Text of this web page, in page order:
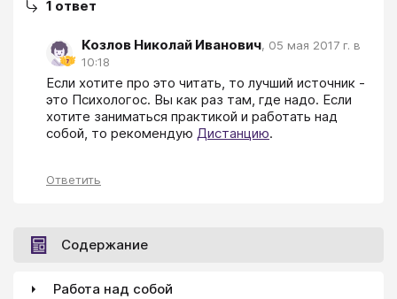
1 ответ
Козлов Николай Иванович, 05 мая 2017 г. в
10:18
Если хотите про это читать, то лучший источник -
это Психологос. Вы как раз там, где надо. Если
хотите заниматься практикой и работать над
собой, то рекомендую Дистанцию.
Ответить
Содержание
Работа над собой